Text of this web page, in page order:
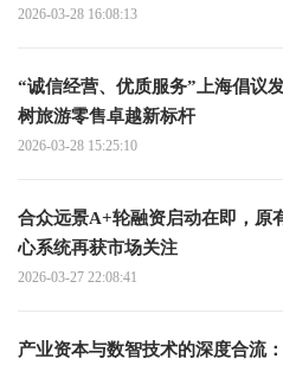
2026-03-28 16:08:13
“诚信经营、优质服务”上海倡议
树旅游零售卓越新标杆
2026-03-28 15:25:10
合众远景A+轮融资启动在即，原
心系统再获市场关注
2026-03-27 22:08:41
产业资本与数智技术的深度合流